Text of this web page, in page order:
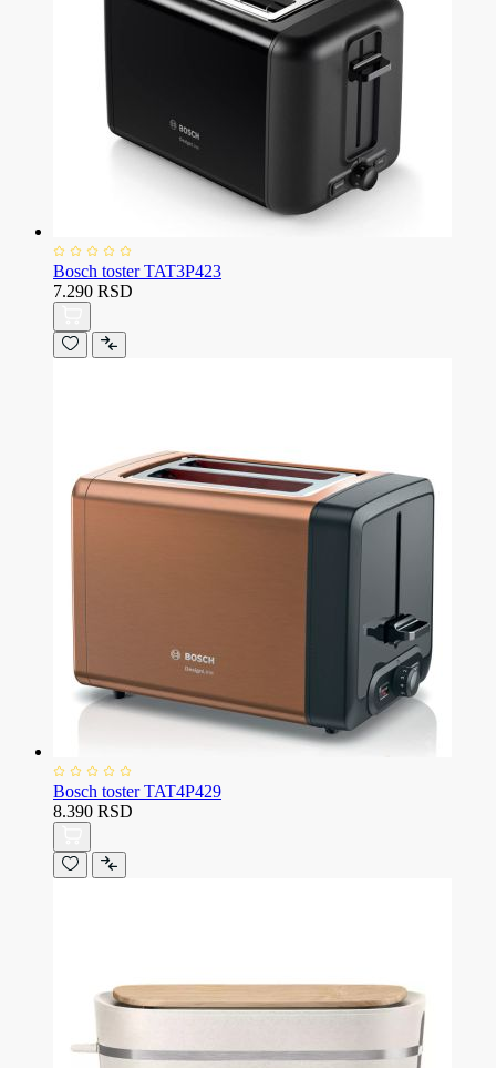
Bosch toster TAT3P423
7.290 RSD
Bosch toster TAT4P429
8.390 RSD